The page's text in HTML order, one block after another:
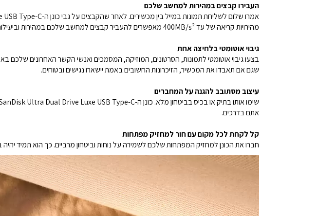
העבירו קבצים במהירות למחשב שלכם
מהירויות קריאה של עד 400MB/s² מאפשרים להעביר קבצים למחשב שלכם במהירות וביעילות.
גיבוי אוטומטי בלחיצה אחת
שגם אם תאבדו את המכשיר, הזיכרונות החשובים באמת יישארו נגישים ובטוחים.
עיצוב מסתובב להגנה על המחברים
אתם בדרכים.
קל לקחת לכל מקום עם חור למחזיק מפתחות
חברו את הכונן למחזיק המפתחות שלכם לשמירה על נוחות וביטחון מרביים. כך הוא תמיד